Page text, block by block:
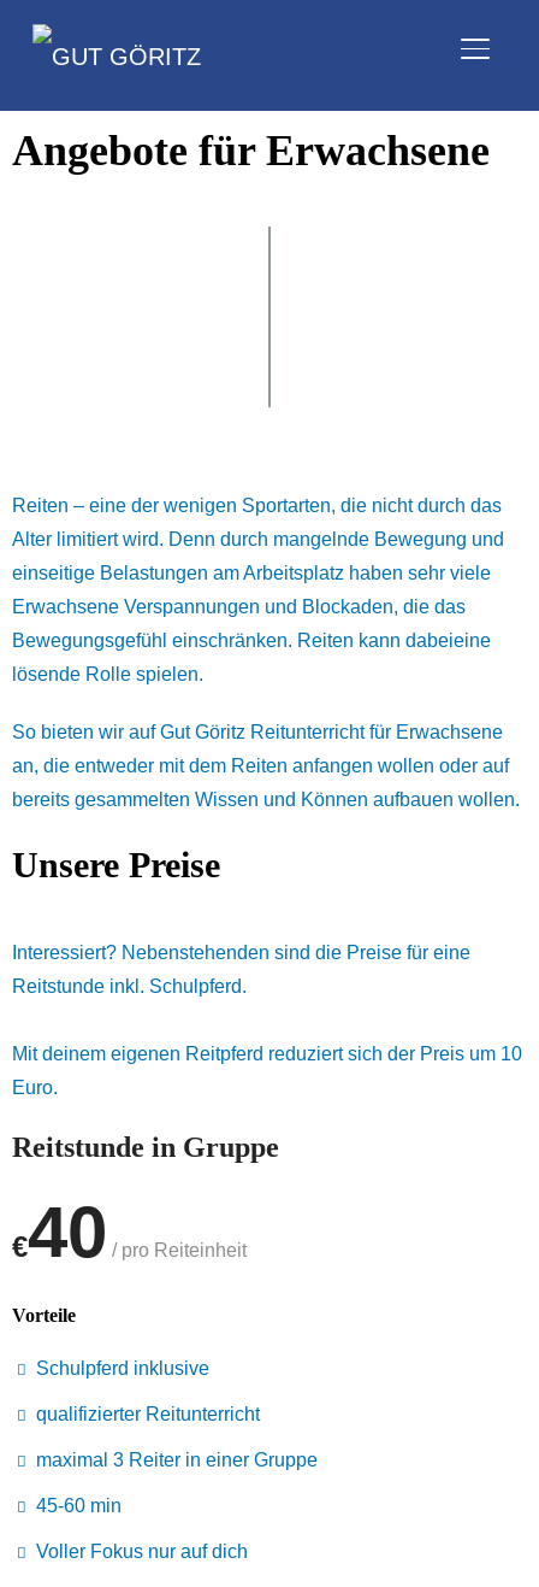
Angebote für Erwachsene
Reiten – eine der wenigen Sportarten, die nicht durch das
Alter limitiert wird. Denn durch mangelnde Bewegung und
einseitige Belastungen am Arbeitsplatz haben sehr viele
Erwachsene Verspannungen und Blockaden, die das
Bewegungsgefühl einschränken. Reiten kann dabeieine
lösende Rolle spielen.
So bieten wir auf Gut Göritz Reitunterricht für Erwachsene
an, die entweder mit dem Reiten anfangen wollen oder auf
bereits gesammelten Wissen und Können aufbauen wollen.
Unsere Preise
Interessiert? Nebenstehenden sind die Preise für eine
Reitstunde inkl. Schulpferd.
Mit deinem eigenen Reitpferd reduziert sich der Preis um 10
Euro.
Reitstunde in Gruppe
€40 / pro Reiteinheit
Vorteile
Schulpferd inklusive
qualifizierter Reitunterricht
maximal 3 Reiter in einer Gruppe
45-60 min
Voller Fokus nur auf dich